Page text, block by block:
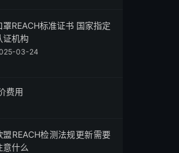
罩REACH标准证书 国家指定
证机构
03-24
费用
盟REACH检测法规更新需要
意什么